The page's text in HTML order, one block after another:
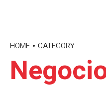
HOME CATEGORY